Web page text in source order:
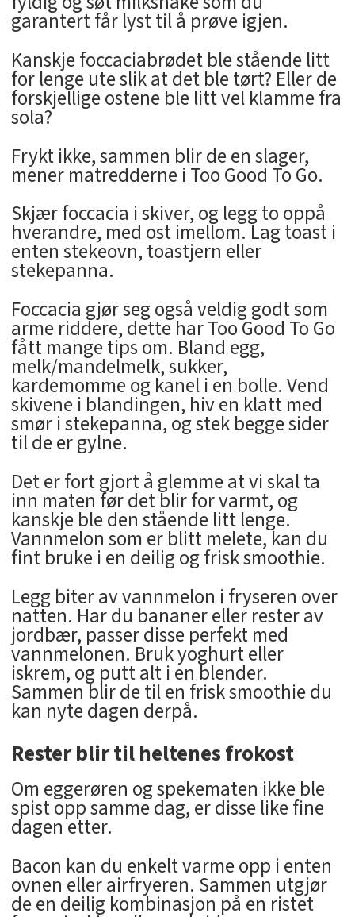
garantert får lyst til å prøve igjen.
Kanskje foccaciabrødet ble stående litt
for lenge ute slik at det ble tørt? Eller de
forskjellige ostene ble litt vel klamme fra
sola?
Frykt ikke, sammen blir de en slager,
mener matredderne i Too Good To Go.
Skjær foccacia i skiver, og legg to oppå
hverandre, med ost imellom. Lag toast i
enten stekeovn, toastjern eller
stekepanna.
Foccacia gjør seg også veldig godt som
arme riddere, dette har Too Good To Go
fått mange tips om. Bland egg,
melk/mandelmelk, sukker,
kardemomme og kanel i en bolle. Vend
skivene i blandingen, hiv en klatt med
smør i stekepanna, og stek begge sider
til de er gylne.
Det er fort gjort å glemme at vi skal ta
inn maten før det blir for varmt, og
kanskje ble den stående litt lenge.
Vannmelon som er blitt melete, kan du
fint bruke i en deilig og frisk smoothie.
Legg biter av vannmelon i fryseren over
natten. Har du bananer eller rester av
jordbær, passer disse perfekt med
vannmelonen. Bruk yoghurt eller
iskrem, og putt alt i en blender.
Sammen blir de til en frisk smoothie du
kan nyte dagen derpå.
Rester blir til heltenes frokost
Om eggerøren og spekematen ikke ble
spist opp samme dag, er disse like fine
dagen etter.
Bacon kan du enkelt varme opp i enten
ovnen eller airfryeren. Sammen utgjør
de en deilig kombinasjon på en ristet